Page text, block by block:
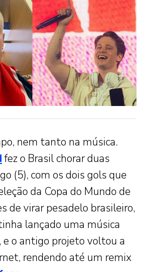
nem tanto na música.
fez o Brasil chorar duas
(5), com os dois gols que
da Copa do Mundo de
de virar pesadelo brasileiro,
lançado uma música
e o antigo projeto voltou a
rendendo até um remix